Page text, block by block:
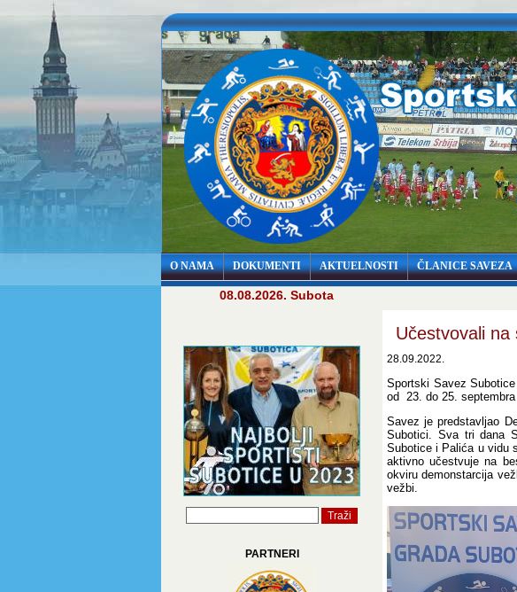
O NAMA DOKUMENTI AKTUELNOSTI ČLANICE SAVEZA
08.08.2026. Subota
PARTNERI
Učestvovali na
28.09.2022.
Sportski Savez
od 23. do 25.
Savez je predstavljao
Subotici. Sva tri dana
Subotice i Palića u vidu
aktivno učestvuje na
okviru demonstarcija
vežbi.